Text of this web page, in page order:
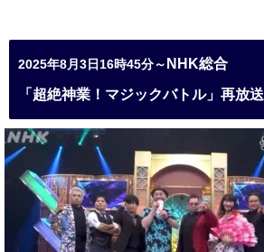
2025年8月3日16時45分～ NHK総合
「超絶神業！マジックバトル」再放送